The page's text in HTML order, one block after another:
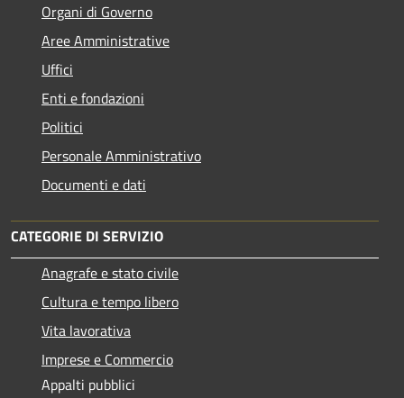
Organi di Governo
Aree Amministrative
Uffici
Enti e fondazioni
Politici
Personale Amministrativo
Documenti e dati
CATEGORIE DI SERVIZIO
Anagrafe e stato civile
Cultura e tempo libero
Vita lavorativa
Imprese e Commercio
Appalti pubblici